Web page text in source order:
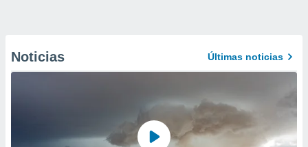
Noticias Últimas noticias